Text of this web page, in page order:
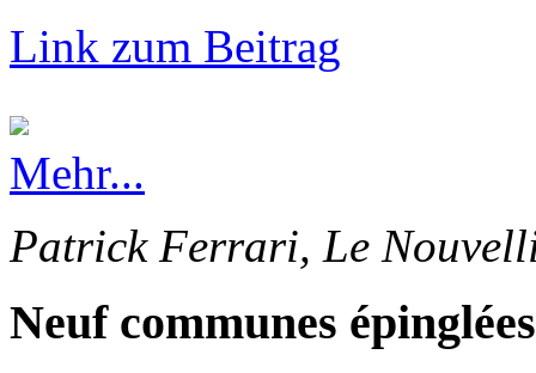
Link zum Beitrag
Mehr...
Patrick Ferrari, Le
Neuf communes épinglées